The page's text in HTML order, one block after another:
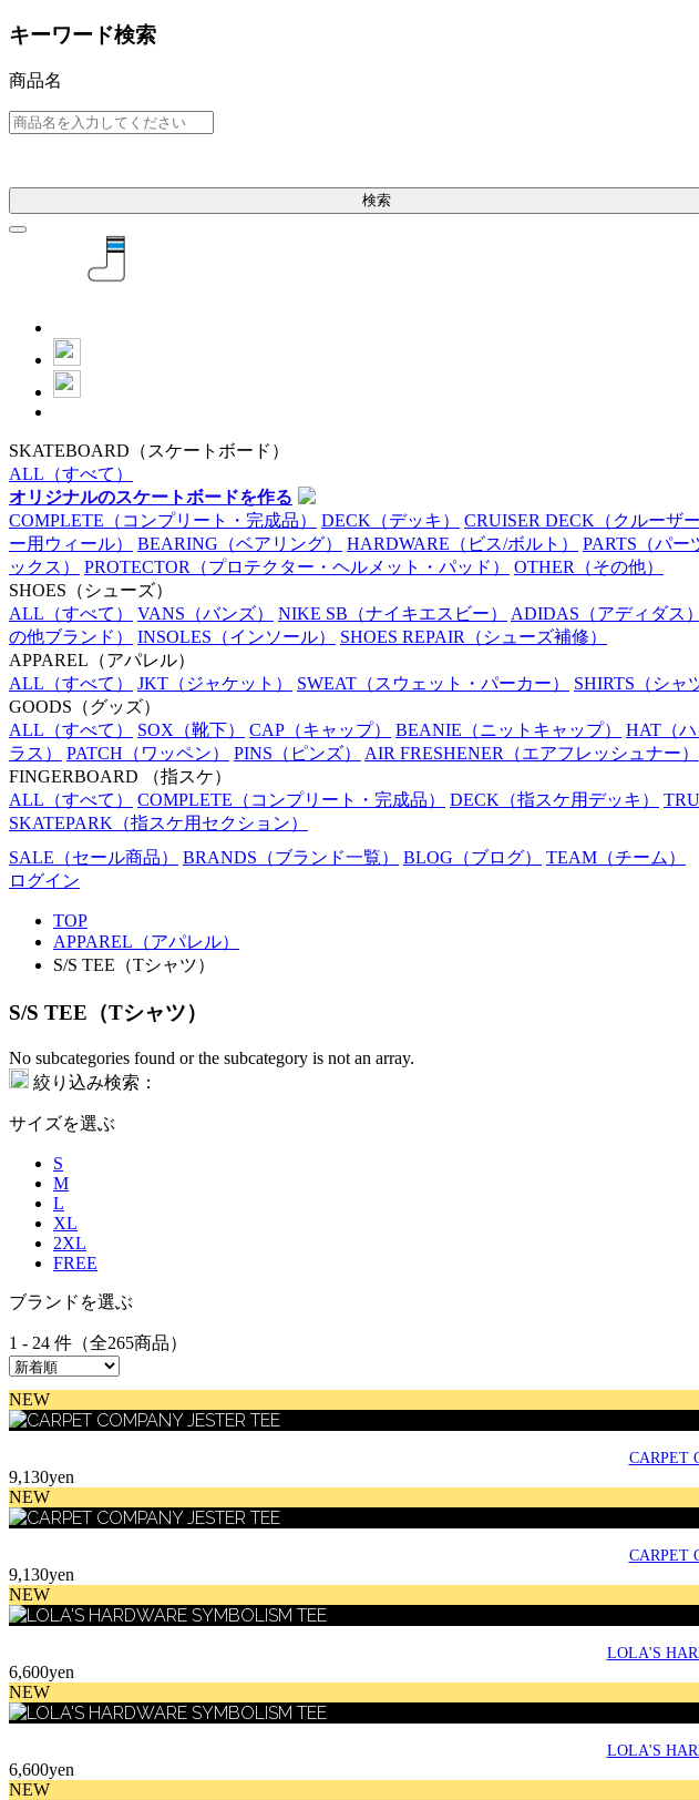
キーワード検索
商品名
検索
SKATEBOARD （スケートボード）
ALL （すべて）
オリジナルのスケートボードを作る
COMPLETE （コンプリート・完成品） DECK （デッキ） CRUISER DECK （クルーザ
ー用ウィール）
BEARING （ベアリング） HARDWARE （ビス/ボルト） PARTS （パー
ックス）
PROTECTOR （プロテクター・ヘルメット・パッド） OTHER （その他）
SHOES （シューズ）
ALL （すべて） VANS （バンズ） NIKE SB （ナイキエスビー） ADIDAS （アディダス）
の他ブランド）
INSOLES （インソール） SHOES REPAIR （シューズ補修）
APPAREL （アパレル）
ALL （すべて） JKT （ジャケット） SWEAT （スウェット・パーカー） SHIRTS （シャ
GOODS （グッズ）
ALL （すべて） SOX （靴下） CAP （キャップ） BEANIE （ニットキャップ） HAT （
ラス）
PATCH （ワッペン） PINS （ピンズ） AIR FRESHENER （エアフレッシュナー）
FINGERBOARD
（指スケ）
ALL （すべて） COMPLETE （コンプリート・完成品） DECK （指スケ用デッキ）
SKATEPARK （指スケ用セクション）
SALE （セール商品） BRANDS （ブランド一覧） BLOG （ブログ） TEAM （チーム）
ログイン
TOP
APPAREL（アパレル）
S/S TEE（Tシャツ）
S/S TEE（Tシャツ）
No subcategories found or the subcategory is not an array.
絞り込み検索：
サイズを選ぶ
S
M
L
XL
2XL
FREE
ブランドを選ぶ
1 - 24 件（全265商品）
NEW
CARPET
9,130yen
NEW
CARPET
9,130yen
NEW
LOLA'S
6,600yen
NEW
LOLA'S
6,600yen
NEW